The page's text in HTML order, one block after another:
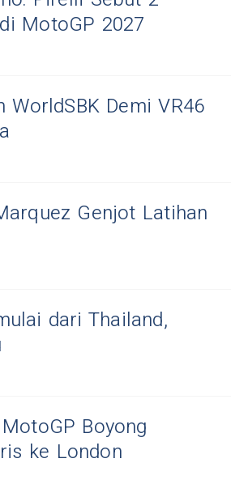
MotoGP 2027
Demi VR46
Genjot Latihan
dari Thailand,
Boyong
ke London